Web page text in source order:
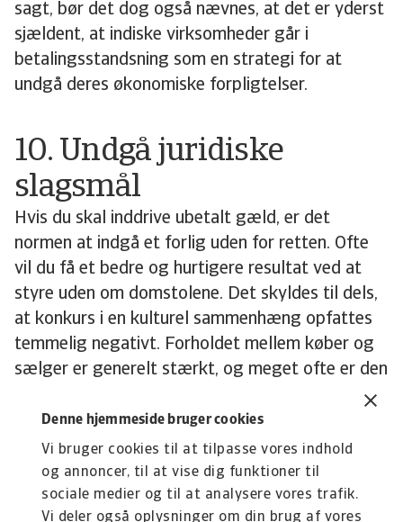
Denne hjemmeside bruger cookies
Vi bruger cookies til at tilpasse vores indhold
og annoncer, til at vise dig funktioner til
sociale medier og til at analysere vores trafik.
Vi deler også oplysninger om din brug af vores
sagt, bør det dog også nævnes, at det er yderst
sjældent, at indiske virksomheder går i
betalingsstandsning som en strategi for at
undgå deres økonomiske forpligtelser.
10. Undgå juridiske
slagsmål
Hvis du skal inddrive ubetalt gæld, er det
normen at indgå et forlig uden for retten. Ofte
vil du få et bedre og hurtigere resultat ved at
styre uden om domstolene. Det skyldes til dels,
at konkurs i en kulturel sammenhæng opfattes
temmelig negativt. Forholdet mellem køber og
sælger er generelt stærkt, og meget ofte er den
penge på simpelthen at forhandle direkte med
din kunde. Inddrivelse af gæld gennem en
retssag er samtidig ofte en langtrukken affære.